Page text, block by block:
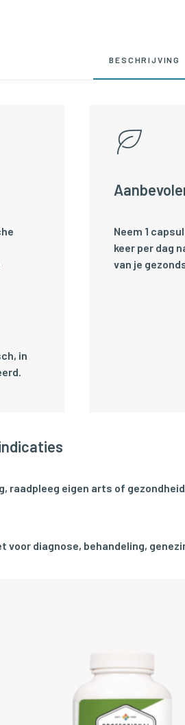
BESCHRIJVING
in
Neem 1
keer per dag
van je
raadpleeg eigen arts of
voor diagnose, behandeling,